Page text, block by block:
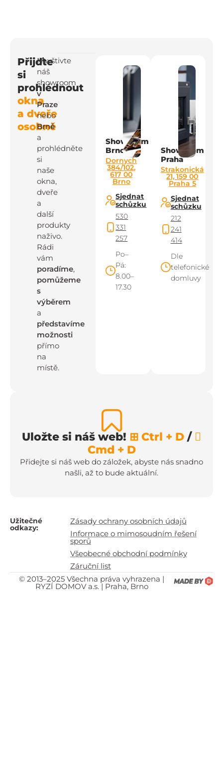
Přijďte
si
prohlédnout
okna
a dveře
osobně
Navštivte
náš
showroom
v
Praze
nebo
Brně
a
prohlédněte
si
naše
okna,
dveře
a
další
produkty
naživo.
Rádi
vám
poradíme,
pomůžeme
s
výběrem
a
představíme
možnosti
přímo
na
místě.
Showroom
Brno
Dornych
384/102,
617 00
Brno
Sjednat
schůzku
530
331
257
Po–
Pá:
8.00–
17.30
Showroom
Praha
Strakonická
21, 159 00
Praha 5
Sjednat
schůzku
212
241
414
Dle
telefonické
domluvy
Uložte si náš web! ⊞ Ctrl + D / 
Cmd + D
Přidejte si náš web do záložek, abyste nás snadno
našli, až to bude aktuální.
Užitečné
odkazy:
Zásady ochrany osobních údajů
Informace o mimosoudním řešení
sporů
Všeobecné obchodní podmínky
Záruční list
© 2013–2025 Všechna práva vyhrazena |
RYZÍ DOMOV a.s. | Praha, Brno